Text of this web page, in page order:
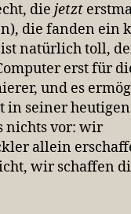
die jetzt
die fanden ein
ist natürlich toll,
erst für
und es
in seiner
nichts vor: wir
allein
wir schaffen